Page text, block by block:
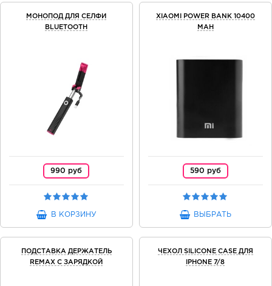
МОНОПОД ДЛЯ СЕЛФИ
BLUETOOTH
990 руб
В КОРЗИНУ
XIAOMI POWER BANK 10400
MAH
590 руб
ВЫБРАТЬ
ПОДСТАВКА ДЕРЖАТЕЛЬ
REMAX С ЗАРЯДКОЙ
ЧЕХОЛ SILICONE CASE ДЛЯ
IPHONE 7/8